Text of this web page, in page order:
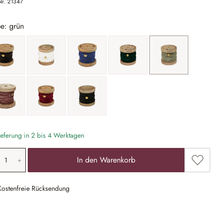
grün
braun creme dunkelblau dunkelgrün grün
rosa rot schwarz
in 2 bis 4 Werktagen
Anzahl: Gib den gewünschten Wert
In den Warenkorb Zum
Rücksendung